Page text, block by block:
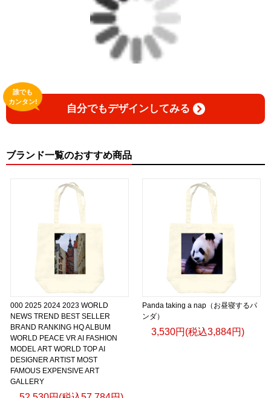
自分でもデザインしてみる
誰でも
カンタン!
ブランド一覧のおすすめ商品
000 2025 2024 2023 WORLD
NEWS TREND BEST SELLER
BRAND RANKING HQ ALBUM
WORLD PEACE VR AI FASHION
MODEL ART WORLD TOP AI
DESIGNER ARTIST MOST
FAMOUS EXPENSIVE ART
GALLERY
Panda taking a nap（お昼寝するパ
ンダ）
3,530円(税込3,884円)